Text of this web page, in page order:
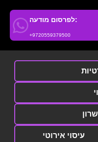
לפרסום מודעה:
+9720559379500
עיסוי אירוטי